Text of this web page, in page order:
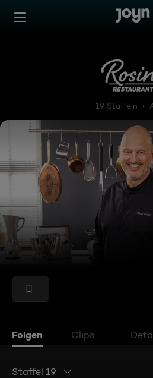
Zum Inhalt springen
19 Staffeln
Folgen Clips
Staffel 19